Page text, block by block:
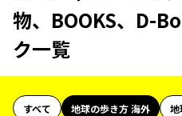
物、BOOKS、D-
ク一覧
すべて 地球の歩き方 海外
地